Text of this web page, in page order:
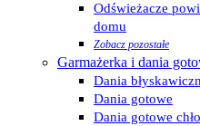
Odświeżacze
domu
Zobacz pozostałe
Garmażerka i dania
Dania
Dania gotowe
Dania gotowe